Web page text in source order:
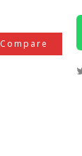
Compare